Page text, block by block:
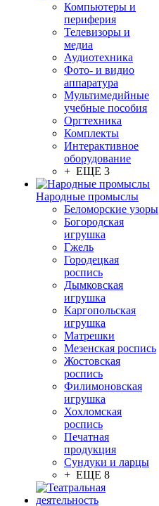
Компьютеры и
периферия
Телевизоры и
медиа
Аудиотехника
Фото- и видио
аппаратура
Мультимедийные
учебные пособия
Оргтехника
Комплекты
Интерактивное
оборудование
+ ЕЩЕ 3
Народные промыслы
Беломорские узоры
Богородская
игрушка
Гжель
Городецкая
роспись
Дымковская
игрушка
Каргопольская
игрушка
Матрешки
Мезенская роспись
Жостовская
роспись
Филимоновская
игрушка
Хохломская
роспись
Печатная
продукция
Сундуки и ларцы
+ ЕЩЕ 8